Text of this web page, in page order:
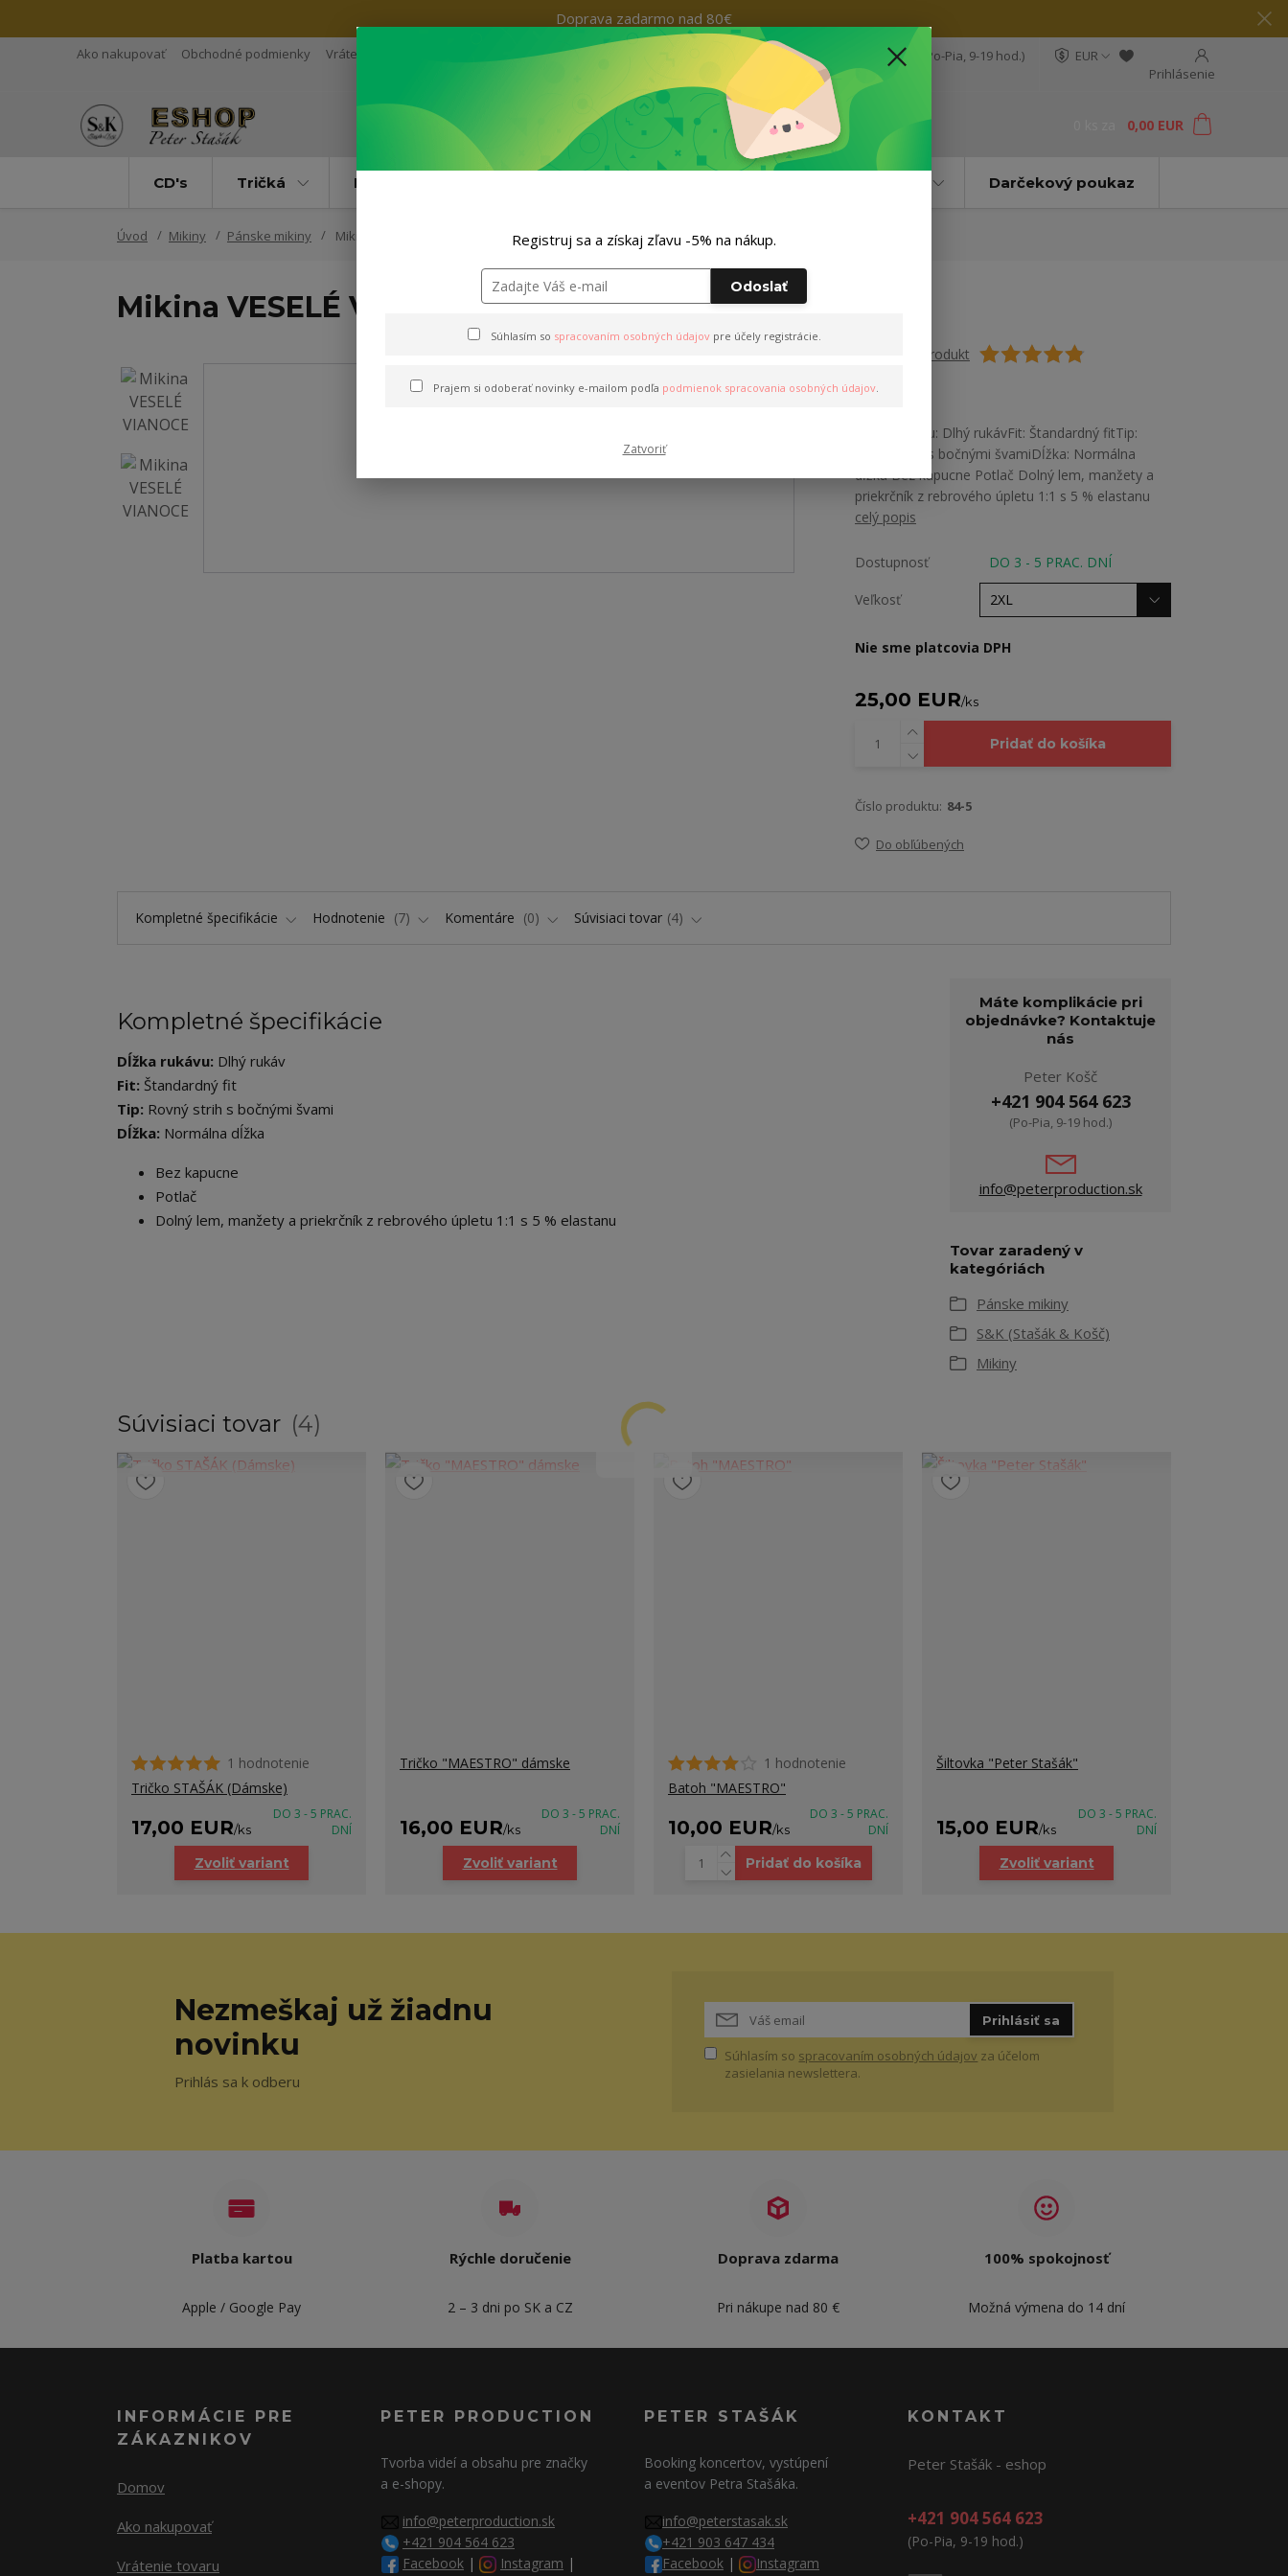
Doprava zadarmo nad 80€
Ako nakupovať Obchodné podmienky Vrátenie tovaru
EUR
Prihlásenie
Hľadať
+421 904 564 623 (Po-Pia, 9-19 hod.)
0,00 EUR
CD's Tričká Mikiny Darčekový poukaz
Úvod Mikiny Pánske mikiny Mikina VESELÉ VIANOCE
Mikina VESELÉ VIANOCE
Ohodnotiť produkt
Dĺžka rukávu: Dlhý rukávFit: Štandardný fitTip:
Rovný strih s bočnými švamiDĺžka: Normálna
dĺžka Bez kapucne Potlač Dolný lem, manžety a
priekrčník z rebrového úpletu 1:1 s 5 % elastanu
celý popis
Dostupnosť DO 3 - 5 PRAC. DNÍ
Veľkosť
Nie sme platcovia DPH
25,00 EUR/ks
Pridať do košíka
Číslo produktu: 84-5
Do obľúbených
Kompletné špecifikácie Hodnotenie 7 Komentáre 0 Súvisiaci tovar 4
Kompletné špecifikácie
Dĺžka rukávu: Dlhý rukáv
Fit: Štandardný fit
Tip: Rovný strih s bočnými švami
Dĺžka: Normálna dĺžka
Bez kapucne
Potlač
Dolný lem, manžety a priekrčník z rebrového úpletu 1:1 s 5 % elastanu
Máte komplikácie pri
objednávke? Kontaktuje
nás
Peter Košč
+421 904 564 623
(Po-Pia, 9-19 hod.)
info@peterproduction.sk
Tovar zaradený v
kategóriách
Pánske mikiny
S&K (Stašák & Košč)
Mikiny
Súvisiaci tovar 4
1 hodnotenie
Tričko STAŠÁK (Dámske)
17,00 EUR/ks
DO 3 - 5 PRAC.
DNÍ
Zvoliť variant
Tričko "MAESTRO" dámske
16,00 EUR/ks
DO 3 - 5 PRAC.
DNÍ
Zvoliť variant
1 hodnotenie
Batoh "MAESTRO"
10,00 EUR/ks
DO 3 - 5 PRAC.
DNÍ
Pridať do košíka
Šiltovka "Peter Stašák"
15,00 EUR/ks
DO 3 - 5 PRAC.
DNÍ
Zvoliť variant
Nezmeškaj už žiadnu
novinku
Prihlás sa k odberu
Prihlásiť sa
Súhlasím so spracovaním osobných údajov za účelom
zasielania newslettera.
Platba kartou
Apple / Google Pay
Rýchle doručenie
2 – 3 dni po SK a CZ
Doprava zdarma
Pri nákupe nad 80 €
100% spokojnosť
Možná výmena do 14 dní
INFORMÁCIE PRE
ZÁKAZNIKOV
Domov
Ako nakupovať
Vrátenie tovaru
PETER PRODUCTION
Tvorba videí a obsahu pre značky
a e-shopy.
info@peterproduction.sk
+421 904 564 623
Facebook | Instagram |
PETER STAŠÁK
Booking koncertov, vystúpení
a eventov Petra Stašáka.
info@peterstasak.sk
+421 903 647 434
Facebook |
Instagram
KONTAKT
Peter Stašák - eshop
+421 904 564 623
(Po-Pia, 9-19 hod.)
Registruj sa a získaj zľavu -5% na nákup.
Odoslať
Súhlasím so spracovaním osobných údajovpre účely registrácie.
Prajem si odoberať novinky e-mailom podľa podmienok spracovania osobných údajov.
Zatvoriť